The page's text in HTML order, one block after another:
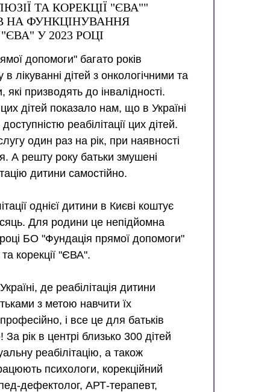
ТА КОРЕКЦІЇ "ЄВА""
НА ФУНКЦІНУВАННЯ
У 2023 РОЦІ
допомоги" багато років
лікуванні дітей з онкологічними та
призводять до інвалідності.
дітей показало нам, що в Україні
реабілітації цих дітей.
один раз на рік, при наявності
А решту року батьки змушені
дитини самостійно.
однієї дитини в Києві коштує
Для родини це непідйомна
БО "Фундація прямої допомоги"
корекції "ЄВА".
де реабілітація дитини
з метою навчити їх
і все це для батьків
рік в центрі близько 300 дітей
реабілітацію, а також
психологи, корекційний
дефектолог, АРТ-терапевт,